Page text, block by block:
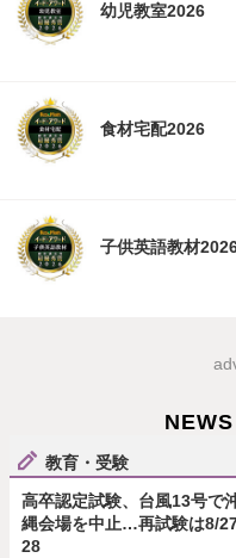
幼児教室2026
食材宅配2026
子供英語教材
教育・受験
高卒認定試験、台風13号で
縄会場を中止…再試験は8/
28